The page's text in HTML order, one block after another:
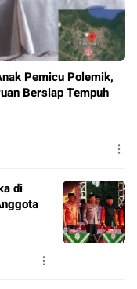
Pemicu Polemik,
Bersiap Tempuh
di